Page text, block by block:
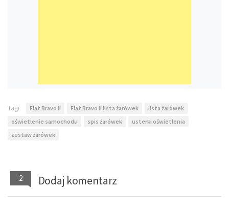
Tagi: Fiat Bravo II Fiat Bravo II lista żarówek
lista żarówek
oświetlenie samochodu
spis żarówek
usterki oświetlenia
zestaw żarówek
2 Dodaj komentarz